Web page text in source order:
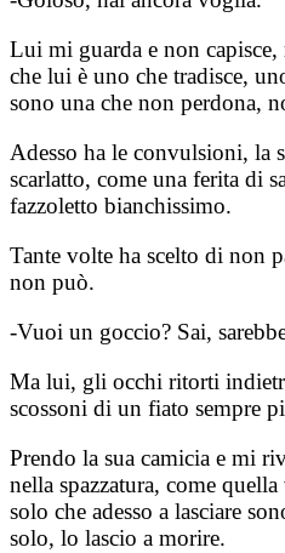
Lui mi guarda e non
che lui è uno che tradisce,
sono una che non perdona,
Adesso ha le convulsioni, la
scarlatto, come una ferita di
fazzoletto bianchissimo.
Tante volte ha scelto di non
non può.
-Vuoi un goccio? Sai,
Ma lui, gli occhi ritorti
scossoni di un fiato sempre
Prendo la sua camicia e mi
nella spazzatura, come
solo che adesso a lasciare
solo, lo lascio a morire.